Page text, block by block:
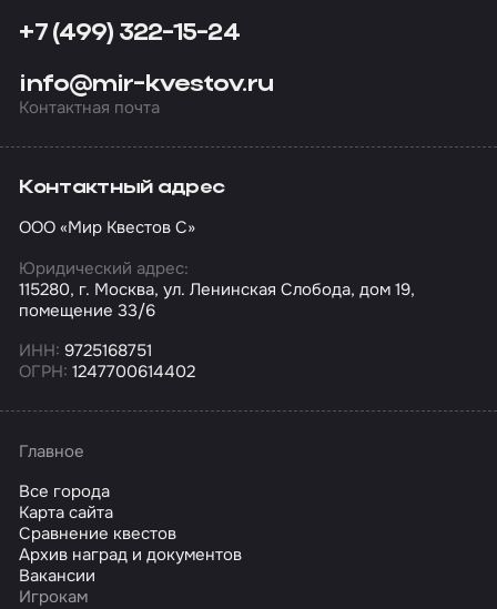
+7 (499) 322-15-24
info@mir-kvestov.ru
Контактная почта
Контактный адрес
ООО «Мир Квестов С»
Юридический адрес:
115280, г. Москва, ул. Ленинская Слобода, дом 19,
помещение 33/6
ИНН: 9725168751
ОГРН: 1247700614402
Главное
Все города
Карта сайта
Сравнение квестов
Архив наград и документов
Вакансии
Игрокам